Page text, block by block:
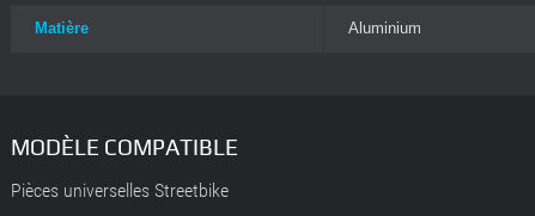
Matière Aluminium
MODÈLE COMPATIBLE
Pièces universelles Streetbike